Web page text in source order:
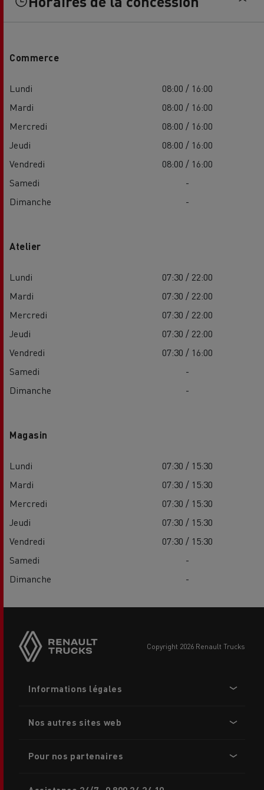
Commerce
Lundi
08:00 / 16:00
Mardi
08:00 / 16:00
Mercredi
08:00 / 16:00
Jeudi
08:00 / 16:00
Vendredi
08:00 / 16:00
Samedi
-
Dimanche
-
Atelier
Lundi
07:30 / 22:00
Mardi
07:30 / 22:00
Mercredi
07:30 / 22:00
Jeudi
07:30 / 22:00
Vendredi
07:30 / 16:00
Samedi
-
Dimanche
-
Magasin
Lundi
07:30 / 15:30
Mardi
07:30 / 15:30
Mercredi
07:30 / 15:30
Jeudi
07:30 / 15:30
Vendredi
07:30 / 15:30
Samedi
-
Dimanche
-
buttons
copyright 2026 Renault Trucks
menu
Informations légales
Nos autres sites web
Pour nos partenaires